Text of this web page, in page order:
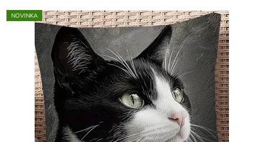
NOVINKA